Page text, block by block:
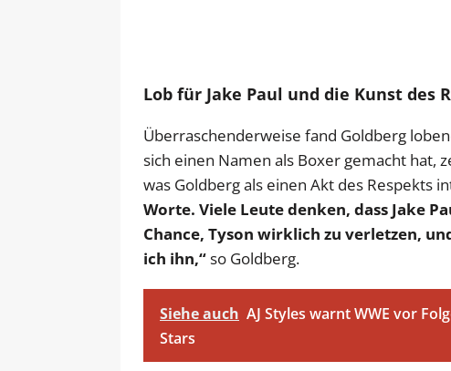
Lob für Jake Paul und die Kunst des
Überraschenderweise fand Goldberg
sich einen Namen als Boxer gemacht hat,
was Goldberg als einen Akt des Respekts
Worte. Viele Leute denken, dass Jake
Chance, Tyson wirklich zu verletzen,
ich ihn,“so Goldberg.
Siehe auch AJ Styles warnt WWE vor
Stars